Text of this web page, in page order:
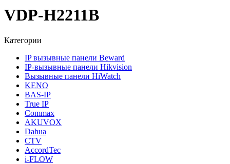
VDP-H2211B
Категории
IP вызывные панели Beward
IP-вызывные панели Hikvision
Вызывные панели HiWatch
KENO
BAS-IP
True IP
Commax
AKUVOX
Dahua
CTV
AccordTec
i-FLOW